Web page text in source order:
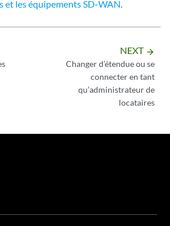
et les équipements SD-WAN.
NEXT arrow_forward
Changer d’étendue ou se
connecter en tant
qu’administrateur de
locataires